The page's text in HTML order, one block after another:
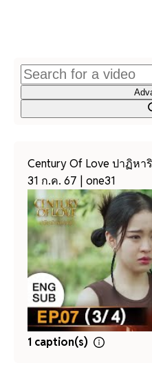
Century Of Love ปาฏิหา
31 ก.ค. 67 | one31
1 caption(s)